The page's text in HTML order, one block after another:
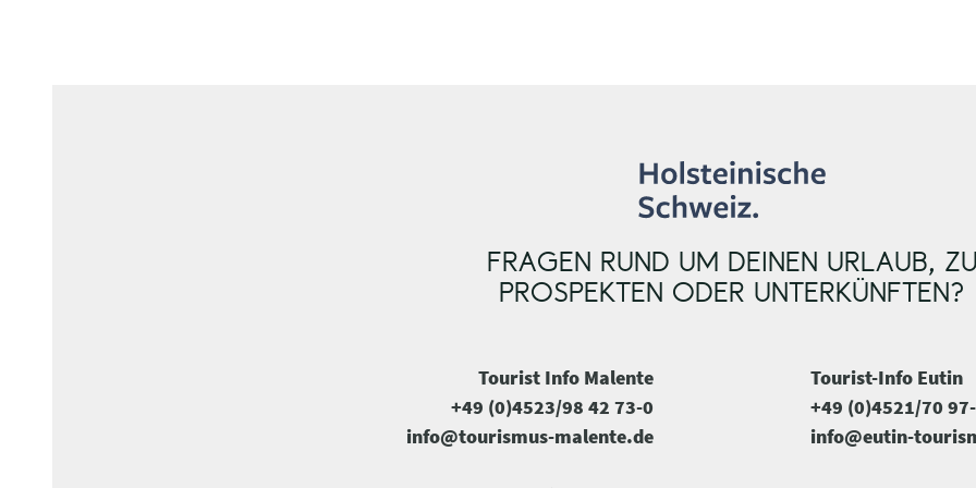
FRAGEN RUND UM DEINEN URLAUB, ZU
PROSPEKTEN ODER UNTERKÜNFTEN?
Tourist Info Malente
+49 (0)4523/98 42 73-0
info@tourismus-malente.de
Tourist-Info Eutin
+49 (0)4521/70
info@eutin-